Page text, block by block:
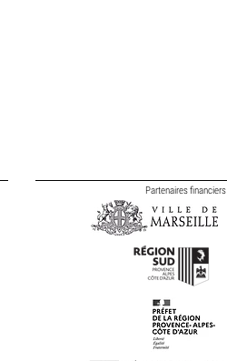
Partenaires financiers